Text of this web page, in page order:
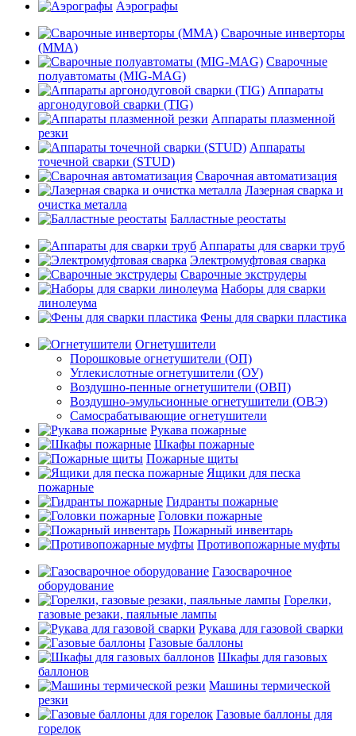
Аэрографы
Сварочные инверторы
(MMA)
Сварочные
полуавтоматы (MIG-MAG)
Аппараты
аргонодуговой сварки (TIG)
Аппараты плазменной
резки
Аппараты
точечной сварки (STUD)
Сварочная автоматизация
Лазерная сварка и
очистка металла
Балластные реостаты
Аппараты для сварки труб
Электромуфтовая сварка
Сварочные экструдеры
Наборы для сварки
линолеума
Фены для сварки пластика
Огнетушители
Порошковые огнетушители (ОП)
Углекислотные огнетушители (ОУ)
Воздушно-пенные огнетушители (ОВП)
Воздушно-эмульсионные огнетушители (ОВЭ)
Самосрабатывающие огнетушители
Рукава пожарные
Шкафы пожарные
Пожарные щиты
Ящики для песка
пожарные
Гидранты пожарные
Головки пожарные
Пожарный инвентарь
Противопожарные муфты
Газосварочное
оборудование
Горелки,
газовые резаки, паяльные лампы
Рукава для газовой сварки
Газовые баллоны
Шкафы для газовых
баллонов
Машины термической
резки
Газовые баллоны для
горелок